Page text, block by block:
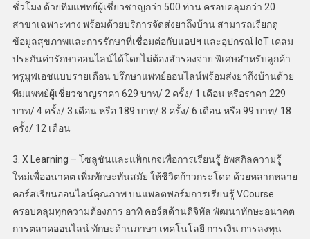
ชั่วโมง ด้วยทีมแพทย์ผู้เชี่ยวชาญกว่า 500 ท่าน ครอบคลุมกว่า 20
สาขาเฉพาะทาง พร้อมด้วยบริการจัดส่งยาถึงบ้าน สามารถเรียกดู
ข้อมูลสุขภาพและการรักษาที่เชื่อมต่อกับแอปฯ และอุปกรณ์ IoT เคลม
ประกันค่ารักษาออนไลน์ได้โดยไม่ต้องสำรองจ่าย พิเศษสำหรับลูกค้า
ทรูมูฟเอชแบบรายเดือน ปรึกษาแพทย์ออนไลน์พร้อมส่งยาถึงบ้านด้วย
ทีมแพทย์ผู้เชี่ยวชาญราคา 629 บาท/ 2 ครั้ง/ 1 เดือน หรือราคา 229
บาท/ 4 ครั้ง/ 3 เดือน หรือ 189 บาท/ 8 ครั้ง/ 6 เดือน หรือ 99 บาท/ 18
ครั้ง/ 12 เดือน
3. X Learning – โซลูชันและแพ็กเกจเพื่อการเรียนรู้ อัพสกิลความรู้
ใหม่เพื่ออนาคต เพิ่มทักษะทันสมัย ให้ชีวิตก้าวกระโดด ด้วยหลากหลาย
คอร์สเรียนออนไลน์คุณภาพ บนแพลตฟอร์มการเรียนรู้ VCourse
ครอบคลุมทุกความต้องการ อาทิ คอร์สด้านดิจิทัล พัฒนาทักษะอนาคต
การตลาดออนไลน์ ทักษะด้านภาษา เทคโนโลยี การเงิน การลงทุน